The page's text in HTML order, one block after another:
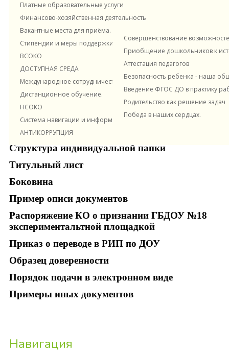
Платные образовательные услуги
Финансово-хозяйственная деятельность
Вакантные места для приёма. Прием в ДОУ
Стипендии и меры поддержки обучающихся
ВСОКО
ДОСТУПНАЯ СРЕДА
Международное сотрудничество
Дистанционное обучение.
НСОКО
Система навигации и информирования в ДОУ
АНТИКОРРУПЦИЯ
Наставничество в ДОУ "Цокотуха" ЭОЖ
Совершенствование
Приобщение дошкольников к
Аттестация педагогов
Безопасность ребенка - наша
Введение ФГОС ДО в практику
Родительство как решение задач
Победа в наших сердцах.
Консультационный центр Контакты
Приказ Минпросвещения России от 24.03.2023
№196 Об утверждении Порядка проведения
аттестации педагогических работников
образовательных организаций,
осуществляющих образовательную
деятельность
Бланки экспертных заключений (воспитатель,
учитель-логопед, учитель-дефектолог,
старший воспитатель, педагог
доп.образования) психолог
Бланки отзывов
Структура индивидуальной папки
Титульный лист
Боковина
Пример описи документов
Распоряжение КО о признании ГБДОУ №18
экспериментальтной площадкой
Приказ о переводе в РИП по ДОУ
Образец доверенности
Порядок подачи в электронном виде
Примеры иных документов
Навигация